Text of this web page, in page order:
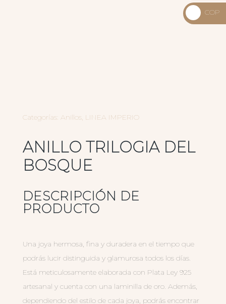
Categorías: Anillos, LINEA IMPERIO
ANILLO TRILOGIA DEL
BOSQUE
DESCRIPCIÓN DE
PRODUCTO
Una joya hermosa, fina y duradera en el tiempo que
podrás lucir distinguida y glamurosa todos los días.
Está meticulosamente elaborada con Plata Ley 925
artesanal y cuenta con una laminilla de oro. Además,
dependiendo del estilo de cada joya, podrás encontrar
_
_
COP